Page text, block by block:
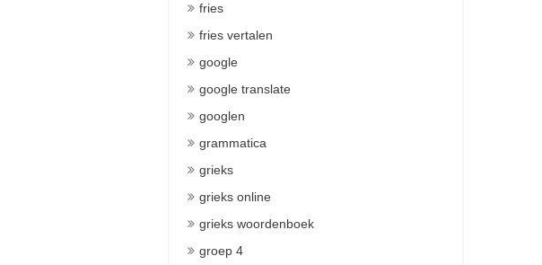
fries
fries vertalen
google
google translate
googlen
grammatica
grieks
grieks online
grieks woordenboek
groep 4